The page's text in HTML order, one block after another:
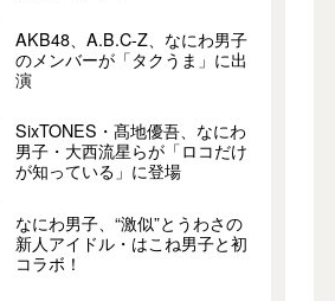
AKB48、A.B.C-Z、なにわ男子
のメンバーが「タクうま」に出
演
SixTONES・髙地優吾、なにわ
男子・大西流星らが「ロコだけ
が知っている」に登場
なにわ男子、“激似”とうわさの
新人アイドル・はこね男子と初
コラボ！